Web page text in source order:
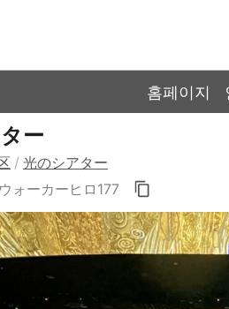
홈페이지
ー
/ 光のシアター
ォーカーヒロ177